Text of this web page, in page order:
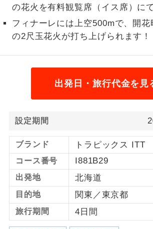
の花火を有料観覧席（イス席）に
フィナーレには上空500mで、開花
の2尺玉花火が打ち上げられます！
出発日・旅行代金を見
設定期間
ブランド トラピックス ITT
コース番号 I881B29
出発地 北海道
目的地 関東／東京都
旅行期間 4日間
おひとり様参
加限定
おひとり様限定でご
スです。
金
ご夫婦限定
ご夫婦限定でご参加
女性限定
年齢制限あり
ご参加にあたり年齢
です。
航空会社指定
利用航空会社が指定
画にとても便利です。
ホテル指定
ご紹介するホテルを
す。